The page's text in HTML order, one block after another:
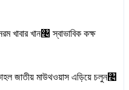
খাবার খান৤ স্বাভাবিক কক্ষ
জাতীয় মাউথওয়াস এড়িয়ে চলুন৤